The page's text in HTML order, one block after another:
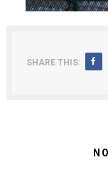
SHARE THIS: